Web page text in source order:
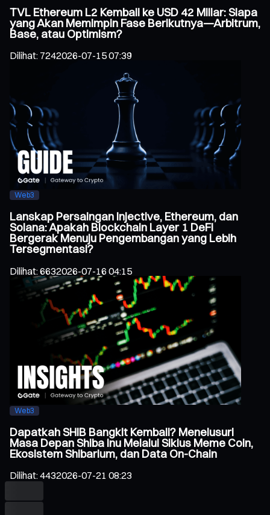
TVL Ethereum L2 Kembali ke USD 42 Miliar: Siapa
yang Akan Memimpin Fase Berikutnya—Arbitrum,
Base, atau Optimism?
Dilihat: 7242026-07-15 07:39
Web3
Lanskap Persaingan Injective, Ethereum, dan
Solana: Apakah Blockchain Layer 1 DeFi
Bergerak Menuju Pengembangan yang Lebih
Tersegmentasi?
Dilihat:6632026-07-16 04:15
Web3
Dapatkah SHIB Bangkit Kembali? Menelusuri
Masa Depan Shiba Inu Melalui Siklus Meme Coin,
Ekosistem Shibarium, dan Data On-Chain
Dilihat:4432026-07-21 08:23